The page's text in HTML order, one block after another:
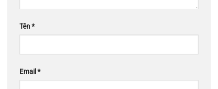
Tên*
Email *